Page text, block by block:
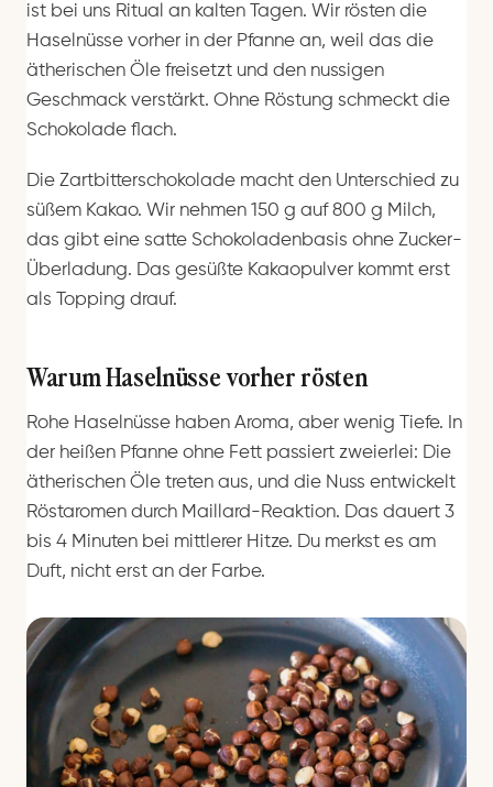
ist bei uns Ritual an kalten Tagen. Wir rösten die
Haselnüsse vorher in der Pfanne an, weil das die
ätherischen Öle freisetzt und den nussigen
Geschmack verstärkt. Ohne Röstung schmeckt die
Schokolade flach.
Die Zartbitterschokolade macht den Unterschied zu
süßem Kakao. Wir nehmen 150 g auf 800 g Milch,
das gibt eine satte Schokoladenbasis ohne Zucker-
Überladung. Das gesüßte Kakaopulver kommt erst
als Topping drauf.
Warum Haselnüsse vorher rösten
Rohe Haselnüsse haben Aroma, aber wenig Tiefe. In
der heißen Pfanne ohne Fett passiert zweierlei: Die
ätherischen Öle treten aus, und die Nuss entwickelt
Röstaromen durch Maillard-Reaktion. Das dauert 3
bis 4 Minuten bei mittlerer Hitze. Du merkst es am
Duft, nicht erst an der Farbe.